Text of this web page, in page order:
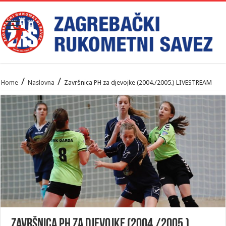
Home / Naslovna / Završnica PH za djevojke (2004./2005.) LIVESTREAM